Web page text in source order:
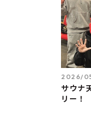
2026/
サウナ
リー！